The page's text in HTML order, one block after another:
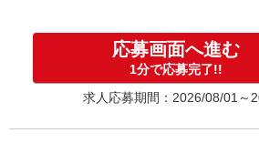
有資格により変動）
・固定残業手当：20,000円（10時
※固定残業時間を超過する場合に
して別途支給
・夜勤手当：10,000円/1回（上記
応募画面へ進む
1分で応募完了!!
求人応募期間：2026/08/01～